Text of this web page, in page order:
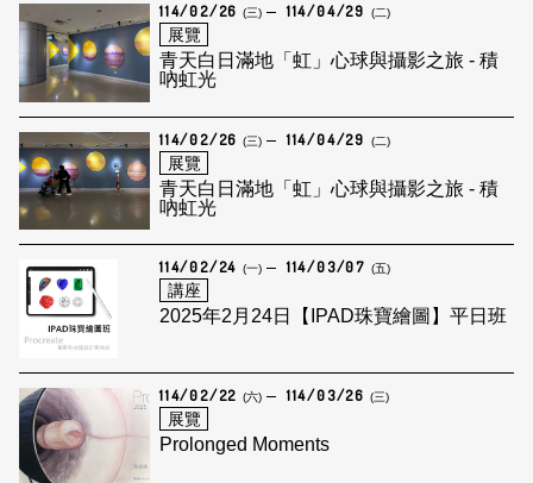
114/02/26 (三) 114/04/29 (二)
展覽
青天白日滿地「虹」心球與攝影之旅 - 積
吶虹光
114/02/26 (三) 114/04/29 (二)
展覽
青天白日滿地「虹」心球與攝影之旅 - 積
吶虹光
114/02/24 (一) 114/03/07 (五)
講座
2025年2月24日【IPAD珠寶繪圖】平日班
114/02/22 (六) 114/03/26 (三)
展覽
Prolonged Moments